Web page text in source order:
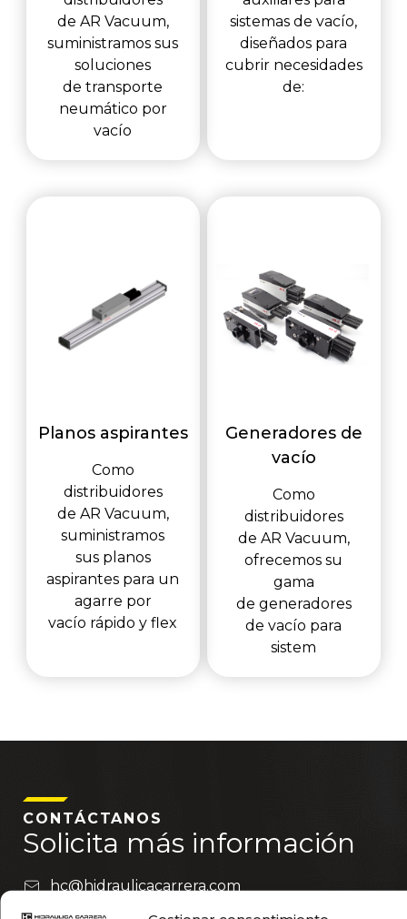
de AR Vacuum,
suministramos sus
soluciones
de transporte
neumático por
vacío
sistemas de vacío,
diseñados para
cubrir necesidades
de:
Planos aspirantes
Como
distribuidores
de AR Vacuum,
suministramos
sus planos
aspirantes para un
agarre por
vacío rápido y flex
Generadores de
vacío
Como
distribuidores
de AR Vacuum,
ofrecemos su
gama
de generadores
de vacío para
sistem
CONTÁCTANOS
Solicita más información
hc@hidraulicacarrera.com